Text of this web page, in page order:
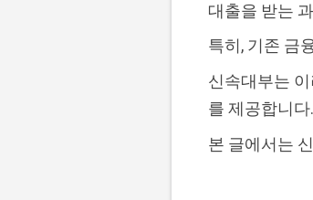
대출을 받는
특히, 기존 금
신속대부는
를 제공합니다.
본 글에서는